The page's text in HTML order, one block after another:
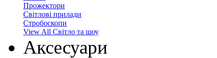
Прожектори
Світлові прилади
Стробоскопи
View All Світло та шоу
Аксесуари